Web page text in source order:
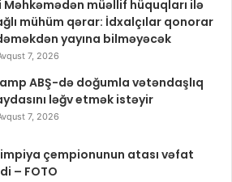
Məhkəmədən müəllif hüquqları ilə
mühüm qərar: İdxalçılar qonorar
yayına bilməyəcək
7, 2026
ABŞ-də doğumla vətəndaşlıq
ləğv etmək istəyir
7, 2026
çempionunun atası vəfat
– FOTO